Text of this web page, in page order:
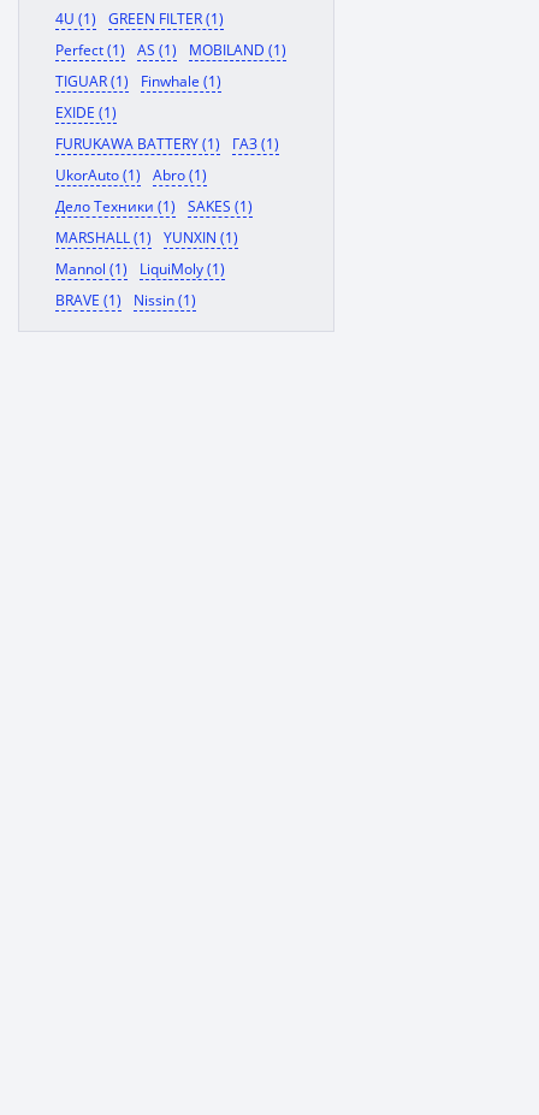
4U (1)
GREEN FILTER (1)
Perfect (1)
AS (1)
MOBILAND (1)
TIGUAR (1)
Finwhale (1)
EXIDE (1)
FURUKAWA BATTERY (1)
ГАЗ (1)
UkorAuto (1)
Abro (1)
Дело Техники (1)
SAKES (1)
MARSHALL (1)
YUNXIN (1)
Mannol (1)
LiquiMoly (1)
BRAVE (1)
Nissin (1)